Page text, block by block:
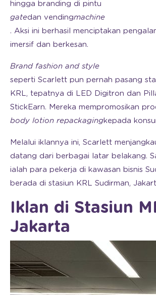
hingga branding di pintu
gatedan vendingmachine
. Aksi ini berhasil menciptakan
imersif dan berkesan.
Brand fashion and style
seperti Scarlett pun pernah pasang
KRL, tepatnya di LED Digitron dan
StickEarn. Mereka mempromosikan
body lotion repackagingkepada
Melalui iklannya ini, Scarlett
datang dari berbagai latar belakang.
ialah para pekerja di kawasan bisnis
berada di stasiun KRL Sudirman,
Iklan di Stasiun
Jakarta